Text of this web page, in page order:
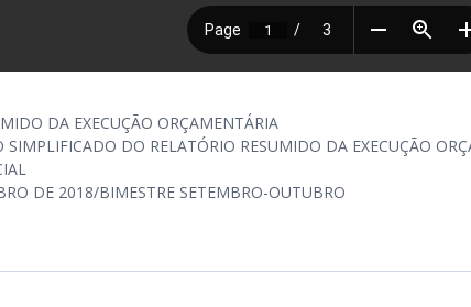
DA EXECUÇÃO ORÇAMENTÁRIA
SIMPLIFICADO DO RELATÓRIO RESUMIDO DA EXECUÇÃO
DE 2018/BIMESTRE SETEMBRO-OUTUBRO